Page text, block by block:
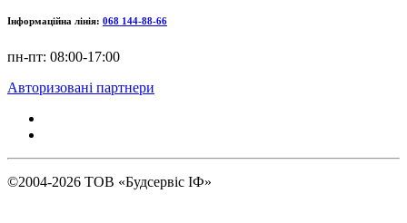
Інформаційна лінія: 068 144-88-66
пн-пт: 08:00-17:00
Авторизовані партнери
©2004-2026 ТОВ «Будсервіс ІФ»